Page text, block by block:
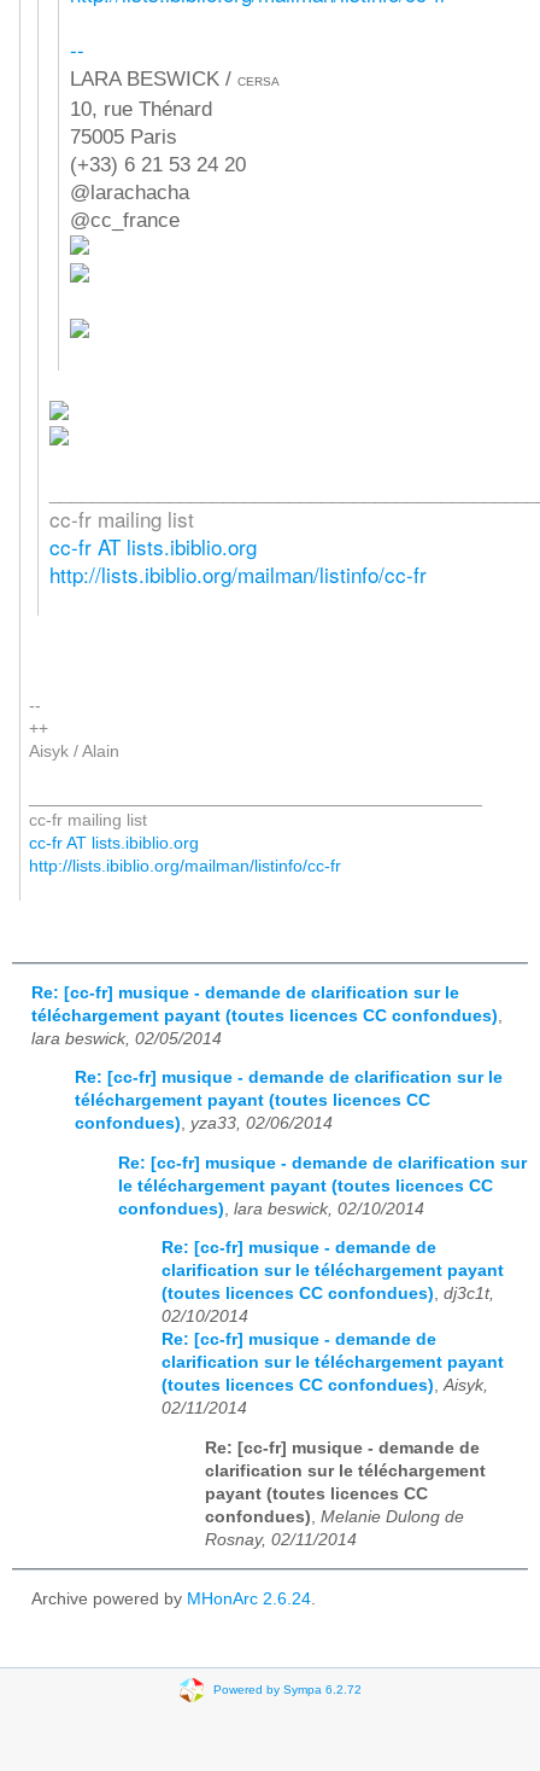
--
LARA BESWICK / CERSA
10, rue Thénard
75005 Paris
(+33) 6 21 53 24 20
@larachacha
@cc_france
cc-fr mailing list
cc-fr AT lists.ibiblio.org
http://lists.ibiblio.org/mailman/listinfo/cc-fr
--
++
Aisyk / Alain
cc-fr mailing list
cc-fr AT lists.ibiblio.org
http://lists.ibiblio.org/mailman/listinfo/cc-fr
Re: [cc-fr] musique - demande de clarification sur le
téléchargement payant (toutes licences CC confondues)
lara beswick, 02/05/2014
Re: [cc-fr] musique - demande de clarification sur le
téléchargement payant (toutes licences CC
confondues), yza33, 02/06/2014
Re: [cc-fr] musique - demande de clarification sur
le téléchargement payant (toutes licences CC
confondues) lara beswick, 02/10/2014
Re: [cc-fr] musique - demande de
clarification sur le téléchargement payant
(toutes licences CC confondues), dj3c1t,
02/10/2014
Re: [cc-fr] musique - demande de
clarification sur le téléchargement payant
(toutes licences CC confondues),Aisyk,
02/11/2014
Re: [cc-fr] musique - demande de
clarification sur le téléchargement
payant (toutes licences CC
confondues), Melanie Dulong de
Rosnay, 02/11/2014
Archive powered by MHonArc 2.6.24.
Powered by Sympa 6.2.72